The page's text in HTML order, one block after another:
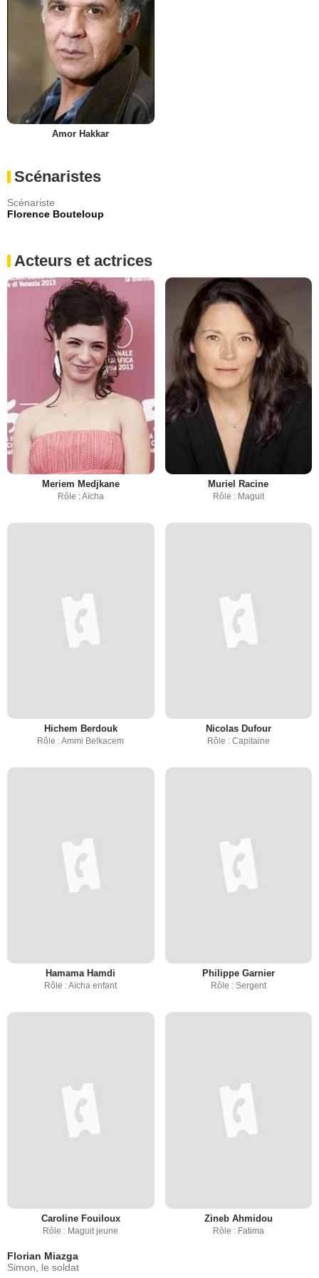
Amor Hakkar
Scénaristes
Scénariste
Florence Bouteloup
Acteurs et actrices
Meriem Medjkane
Rôle : Aïcha
Muriel Racine
Rôle : Maguit
Hichem Berdouk
Rôle : Ammi Belkacem
Nicolas Dufour
Rôle : Capitaine
Hamama Hamdi
Rôle : Aïcha enfant
Philippe Garnier
Rôle : Sergent
Caroline Fouiloux
Rôle : Maguit jeune
Zineb Ahmidou
Rôle : Fatima
Florian Miazga
Simon, le soldat